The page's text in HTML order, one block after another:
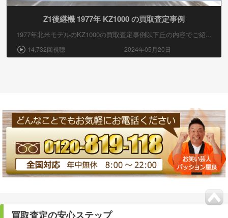
Z1後継機 1977年 KZ1000 の買取査定事例
1977年北米モデルのKZ1000の買取査定事例以下丘の内容でご紹...
14,732回視聴 2024年05月20日
買取査定の安心ステップ